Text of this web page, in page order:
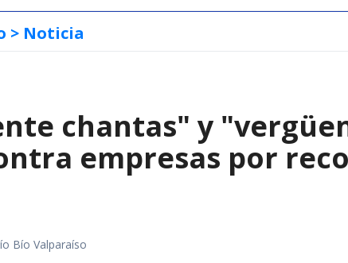
> Noticia
chantas" y
empresas por
Bío Valparaíso